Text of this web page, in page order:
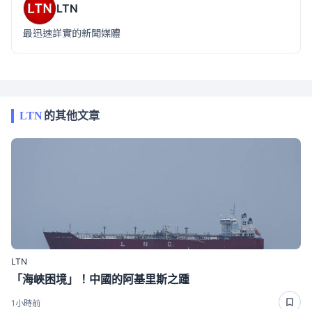
LTN
最迅速詳實的新聞媒體
LTN的其他文章
LTN
「海峽困境」！中國的阿基里斯之踵
1小時前